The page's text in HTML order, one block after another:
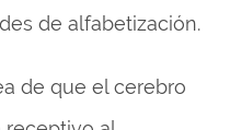
de alfabetización.
de que el cerebro